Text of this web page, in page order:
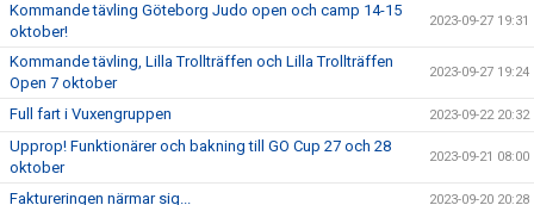
Kommande tävling Göteborg Judo open och camp 14-15
oktober!
2023-09-27 19:31
Kommande tävling, Lilla Trollträffen och Lilla Trollträffen
Open 7 oktober
2023-09-27 19:24
Full fart i Vuxengruppen 2023-09-22 20:32
Upprop! Funktionärer och bakning till GO Cup 27 och 28
oktober
2023-09-21 08:00
Faktureringen närmar sig... 2023-09-20 20:28